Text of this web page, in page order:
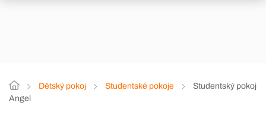
Dětský pokoj Studentské pokoje
Studentský pokoj
Angel